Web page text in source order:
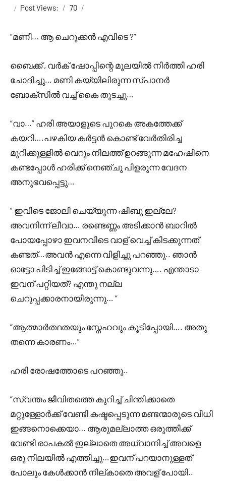
- KARNAN
Cm Post Views: 70
“മണീ… ആ ചെറുക്കൻ എവിടെ ?”
ബൈക്ക് , വർക് ഷോപ്പിന്റെ മൂലയിൽ നിർത്തി ഹരി
ചോദിച്ചു… മണി കയ്യിലിരുന്ന സ്പാനർ
ബോക്സിൽ വച്ച് കൈ തുടച്ചു…
“വാ…” ഹരി അയാളുടെ പുറകെ അകത്തേക്ക്
കയറി….പഴകിയ കർട്ടൻ കൊണ്ട് വേർതിരിച്ച
മുറിക്കുള്ളിൽ വെറും നിലത്ത് ഉറങ്ങുന്ന മഹേഷിനെ
കണ്ടപ്പോൾ ഹരിക്ക് നെഞ്ചു പിളരുന്ന വേദന
അനുഭവപ്പെട്ടു…
” ഇവിടെ ജോലി ചെയ്യുന്ന ഷിബു ഇല്ലേ?
അവനിന്ന് ലീവാ… രണ്ടെണ്ണം അടിക്കാൻ ബാറിൽ
പോയപ്പോഴാ ഇവനവിടെ വാള് വെച്ച് കിടക്കുന്നത്
കണ്ടത്…അവൻ എന്നെ വിളിച്ചു പറഞ്ഞു.. ഞാൻ
ഓട്ടോ പിടിച്ച് ഇങ്ങോട്ട് കൊണ്ടുവന്നു…. എന്താടാ
ഇവന് പറ്റിയത്? എന്തു നല്ല
ചെറുപ്പക്കാരനായിരുന്നു… “
“ആത്മാർത്ഥതയും സ്നേഹവും കൂടിപ്പോയി…. അതു
തന്നെ കാരണം…”
ഹരി രോഷത്തോടെ പറഞ്ഞു..
“സ്വന്തം ജീവിതത്തെ കുറിച്ച് ചിന്തിക്കാതെ
മറ്റുള്ളോർക്ക് വേണ്ടി കഷ്ടപ്പെടുന്ന മണ്ടന്മാരുടെ വിധി
ഇങ്ങനൊക്കെയാ… ആരുമല്ലാത്ത ഒരുത്തിക്ക്
വേണ്ടി രാപകൽ ഇല്ലാതെ അധ്വാനിച്ച് അവളെ
ഒരു നിലയിൽ എത്തിച്ചു…ഇവന് പറയാനുള്ളത്
പോലും കേൾക്കാൻ നില്കാതെ അവള് പോയി..